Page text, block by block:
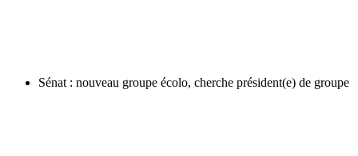
Sénat : nouveau groupe écolo, cherche président(e) de groupe